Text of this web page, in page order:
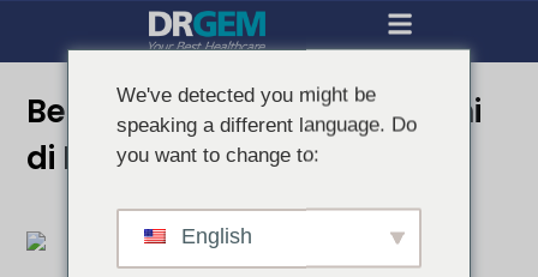
Bergabunglah dengan Kami
di KIMES 2025!
We've detected you might be
speaking a different language. Do
you want to change to:
English